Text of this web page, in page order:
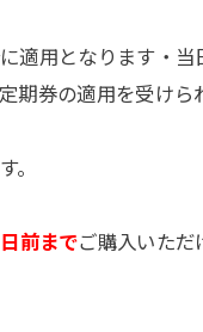
用となります・当
券の適用を受けら
前までご購入いただ